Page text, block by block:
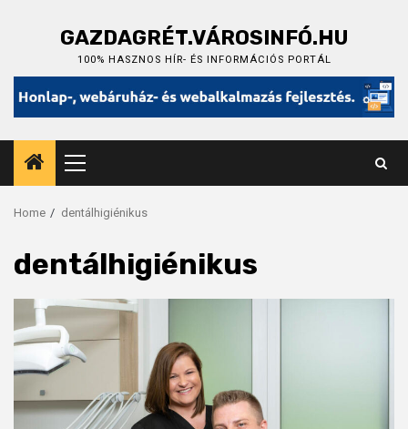
GAZDAGRÉT.VÁROSINFÓ.HU
100% HASZNOS HÍR- ÉS INFORMÁCIÓS PORTÁL
Primary
Menu
Home dentálhigiénikus
dentálhigiénikus